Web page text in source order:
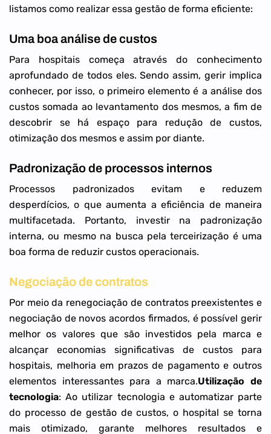
listamos como realizar essa gestão de forma eficiente:
Uma boa análise de custos
Para hospitais começa através do conhecimento
aprofundado de todos eles. Sendo assim, gerir implica
conhecer, por isso, o primeiro elemento é a análise dos
custos somada ao levantamento dos mesmos, a fim de
descobrir se há espaço para redução de custos,
otimização dos mesmos e assim por diante.
Padronização de processos internos
Processos padronizados evitam e reduzem
desperdícios, o que aumenta a eficiência de maneira
multifacetada. Portanto, investir na padronização
interna, ou mesmo na busca pela terceirização é uma
boa forma de reduzir custos operacionais.
Negociação de contratos
Por meio da renegociação de contratos preexistentes e
negociação de novos acordos firmados, é possível gerir
melhor os valores que são investidos pela marca e
alcançar economias significativas de custos para
hospitais, melhoria em prazos de pagamento e outros
elementos interessantes para a marca.Utilização de
tecnologia: Ao utilizar tecnologia e automatizar parte
do processo de gestão de custos, o hospital se torna
mais otimizado, garante melhores resultados e